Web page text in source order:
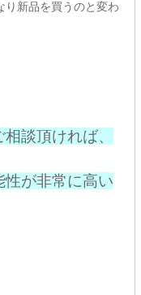
り新品を買うのと変わ
談頂ければ、
性が非常に高い